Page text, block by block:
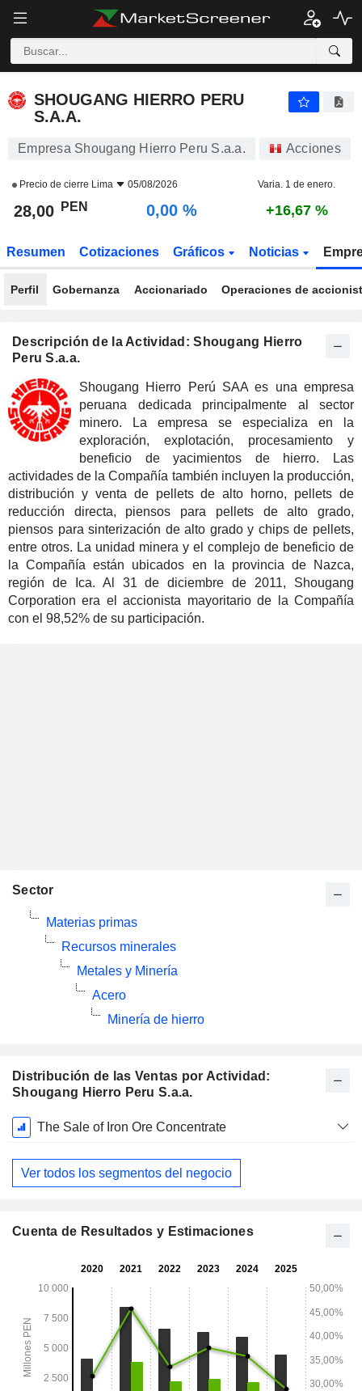
SHOUGANG HIERRO PERU
S.A.A.
Empresa Shougang Hierro Peru S.a.a. Acciones
Precio de cierre Lima 05/08/2026 Varia. 1 de enero.
28,00 PEN 0,00 % +16,67 %
Resumen Cotizaciones Gráficos Noticias
Perfil Gobernanza Accionariado Operaciones de
Descripción de la Actividad: Shougang Hierro
Peru S.a.a.
Shougang Hierro Perú SAA es una empresa
peruana dedicada principalmente al sector
minero. La empresa se especializa en la
exploración, explotación, procesamiento y
beneficio de yacimientos de hierro. Las
actividades de la Compañía también incluyen la producción,
distribución y venta de pellets de alto horno, pellets de
reducción directa, piensos para pellets de alto grado,
piensos para sinterización de alto grado y chips de pellets,
entre otros. La unidad minera y el complejo de beneficio de
la Compañía están ubicados en la provincia de Nazca,
región de Ica. Al 31 de diciembre de 2011, Shougang
Corporation era el accionista mayoritario de la Compañía
con el 98,52% de su participación.
Distribución de las Ventas por Actividad:
Shougang Hierro Peru S.a.a.
Período
fiscal:
Diciembre
The Sale of Iron Ore Concentrate
Ver todos los segmentos del negocio
Sector
Materias primas
Recursos minerales
Metales y Minería
Acero
Minería de hierro
Cuenta de Resultados y Estimaciones